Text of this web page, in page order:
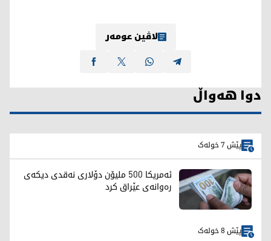
لاڤین عومەر
دوا هەواڵ
پێش 7 خولەک
ئەمریکا 500 ملیۆن دۆلاری نەقدی دیکەی
رەوانەی عێراق کرد
پێش 8 خولەک